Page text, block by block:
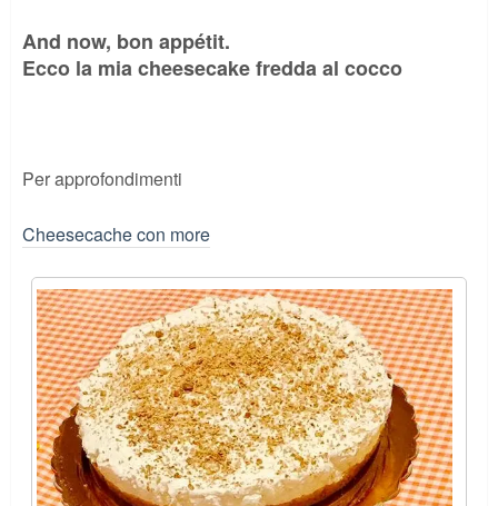
And now, bon appétit.
Ecco la mia cheesecake fredda al cocco
Per approfondimenti
Cheesecache con more